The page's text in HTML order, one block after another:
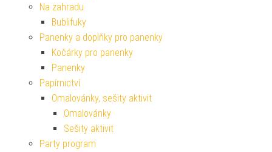
Na zahradu
Bublifuky
Panenky a doplňky pro panenky
Kočárky pro panenky
Panenky
Papírnictví
Omalovánky, sešity aktivit
Omalovánky
Sešity aktivit
Party program